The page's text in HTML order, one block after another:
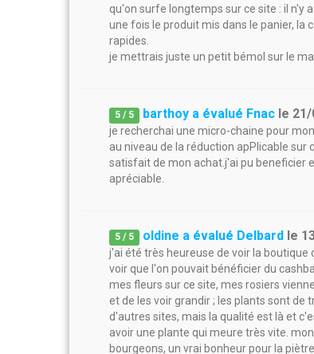
qu'on surfe longtemps sur ce site : il n'y a
une fois le produit mis dans le panier,
rapides.
je mettrais juste un petit bémol sur le
5 / 5 barthoy a évalué Fnac le
je recherchai une micro-chaine pour
au niveau de la réduction apPlicable
satisfait de mon achat.j'ai pu beneficier
apréciable.
5 / 5 oldine a évalué Delbard le
j'ai été très heureuse de voir la boutique
voir que l'on pouvait bénéficier du
mes fleurs sur ce site, mes rosiers
et de les voir grandir ; les plants sont de
d'autres sites, mais la qualité est là et
avoir une plante qui meure très vite.
bourgeons, un vrai bonheur pour la